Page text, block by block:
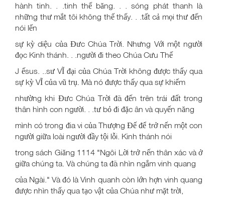
hành tinh. . .tinh thế băng. . . sóng phát thanh là
những thư mắt tôi không thế thấy. . .tất cả mọi thư đến
nói lến
sự kỳ diệu của Đưc Chúa Trời. Nhưng Với một người
đọc Kinh thánh. . .người đi theo Chúa Cưu Thế
J ếsus. ..sư VĨ đại của Chúa Trời không được thấy qua
sự kỳ VĨ của vũ trụ. Mà nó được thấy qua sự khiếm
nhường khi Đưc Chúa Trời đã đến trên trái đất trong
thân hình con người. . .tư bỏ đi đặc ân và quyến năng
mình có trong đia vi của Thượng Đế để trở nến một con
người giữa loài người đầy tội lỗi. Kinh thánh nói
trong sách Giăng 1114 "Ngôi Lời trở nến thân xác và ở
giữa chúng ta. Và chúng ta đã nhìn ngắm vinh quang
của Ngài." Và đó là Vinh quanh còn lớn hợn vinh quang
được nhìn thấy qua tạo vật của Chúa như mặt trời,